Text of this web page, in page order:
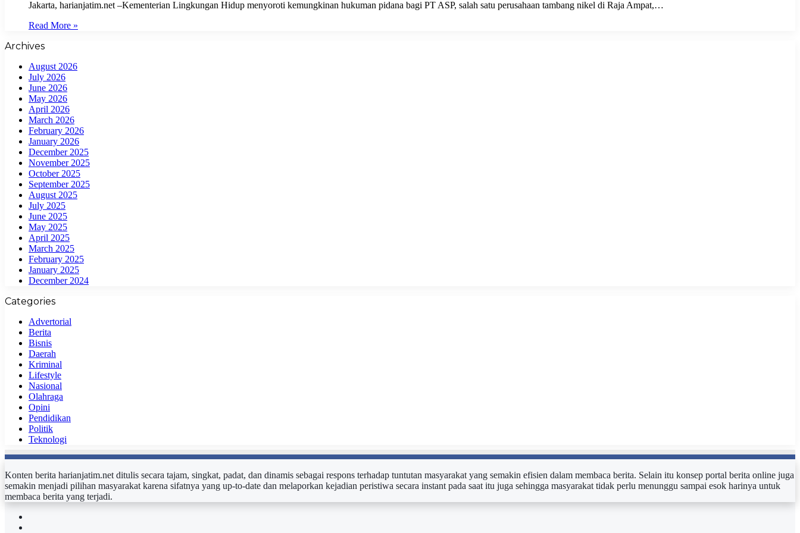
Jakarta, harianjatim.net –Kementerian Lingkungan Hidup menyoroti kemungkinan hukuman pidana bagi PT ASP, salah satu perusahaan tambang nikel di Raja Ampat,…
Read More »
Archives
August 2026
July 2026
June 2026
May 2026
April 2026
March 2026
February 2026
January 2026
December 2025
November 2025
October 2025
September 2025
August 2025
July 2025
June 2025
May 2025
April 2025
March 2025
February 2025
January 2025
December 2024
Categories
Advertorial
Berita
Bisnis
Daerah
Kriminal
Lifestyle
Nasional
Olahraga
Opini
Pendidikan
Politik
Teknologi
Konten berita harianjatim.net ditulis secara tajam, singkat, padat, dan dinamis sebagai respons terhadap tuntutan masyarakat yang semakin efisien dalam membaca berita. Selain itu konsep portal berita online juga
semakin menjadi pilihan masyarakat karena sifatnya yang up-to-date dan melaporkan kejadian peristiwa secara instant pada saat itu juga sehingga masyarakat tidak perlu menunggu sampai esok harinya untuk
membaca berita yang terjadi.